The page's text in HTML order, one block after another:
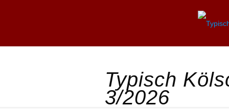
Typisch
3/2026